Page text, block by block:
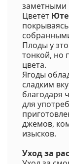
заметными
Цветёт
Плоды у
тонкой, но
цвета.
Ягоды
сладким
благодаря
для
джемов,
изысков.
Уход за